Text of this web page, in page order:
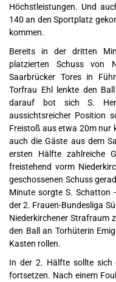
Höchstleistungen. Und
140 an den Sportplatz
kommen.
Bereits in der dritten
platzierten Schuss von
Saarbrücker Tores in
Torfrau Ehl lenkte den
darauf bot sich S.
aussichtsreicher Position
Freistoß aus etwa 20m nur
auch die Gäste aus dem
ersten Hälfte zahlreiche
freistehend vorm
geschossenen Schuss
Minute sorgte S. Schatton
der 2. Frauen-Bundesliga
Niederkirchener Strafraum
den Ball an Torhüterin
Kasten rollen.
In der 2. Hälfte sollte sich
fortsetzen. Nach einem